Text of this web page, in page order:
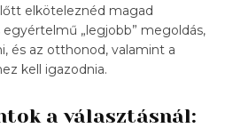
elköteleznéd magad
„legjobb” megoldás,
és az otthonod, valamint a
kell igazodnia.
a választásnál: